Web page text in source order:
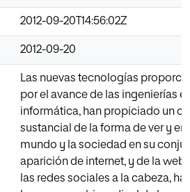
2012-09-20T14:56:02Z
2012-09-20
Las nuevas tecnologías
por el avance de las ingenierías
informática, han propiciado un
sustancial de la forma de ver y
mundo y la sociedad en su
aparición de internet, y de la web
las redes sociales a la cabeza,